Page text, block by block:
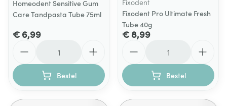
Homeodent Sensitive Gum
Care Tandpasta Tube 75ml
€ 6,99
Bestel
Fixodent
Fixodent Pro Ultimate Fresh
Tube 40g
€ 8,99
Bestel